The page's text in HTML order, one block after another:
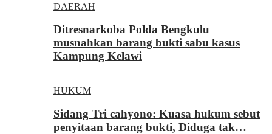
DAERAH
Ditresnarkoba Polda Bengkulu
musnahkan barang bukti sabu kasus
Kampung Kelawi
HUKUM
Sidang Tri cahyono: Kuasa hukum sebut
penyitaan barang bukti, Diduga tak…